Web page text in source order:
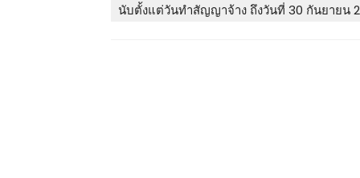
นับตั้งแต่วันทำสัญญาจ้าง ถึงวันที่ 30 กันยายน